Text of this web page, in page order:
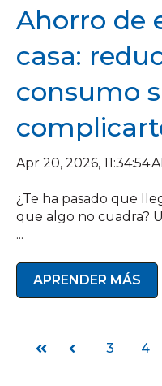
Ahorro de
casa:
consumo
Apr 20, 2026, 11:34:54
¿Te ha pasado que
que algo no cuadra?
...
APRENDER MÁS
PrimeraAnterior
3 4